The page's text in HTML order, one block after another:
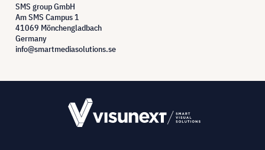
SMS group GmbH
Am SMS Campus 1
41069 Mönchengladbach
Germany
info@smartmediasolutions.se